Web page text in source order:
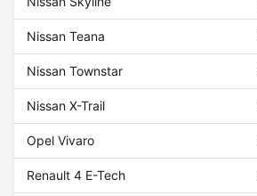
Nissan Teana
Nissan Townstar
Nissan X-Trail
Opel Vivaro
Renault 4 E-Tech